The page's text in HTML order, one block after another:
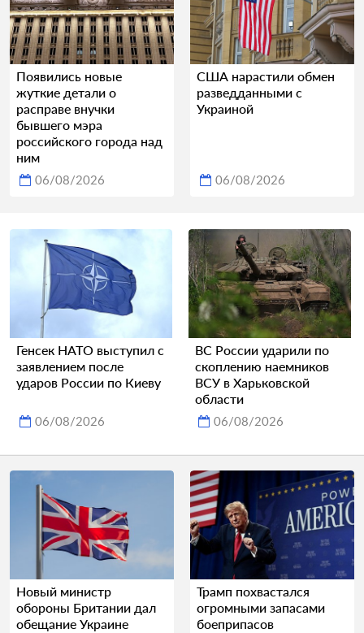
Появились новые
жуткие детали о
расправе внучки
бывшего мэра
российского города над
ним
06/08/2026
США нарастили обмен
разведданными с
Украиной
06/08/2026
Генсек НАТО выступил с
заявлением после
ударов России по Киеву
06/08/2026
ВС России ударили по
скоплению наемников
ВСУ в Харьковской
области
06/08/2026
Новый министр
обороны Британии дал
обещание Украине
Трамп похвастался
огромными запасами
боеприпасов